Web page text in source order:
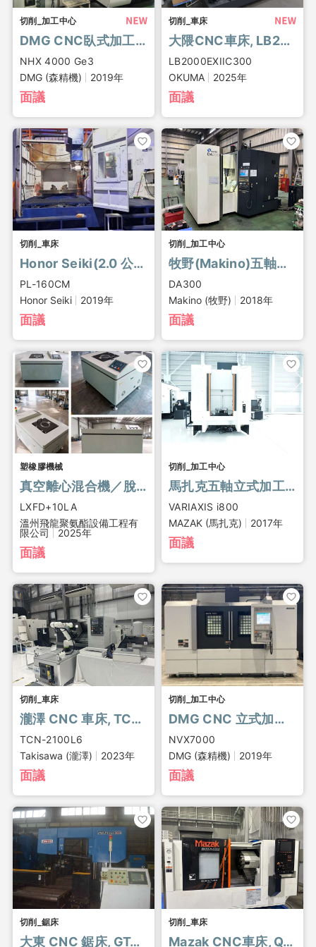
切削_加工中心
DMG CNC臥式加工中心, NHX 4000 Ge3
NHX 4000 Ge3
DMG (森精機)
2019年
面議
切削_車床
大隈CNC車床, LB2000EXIIC300
LB2000EXIIC300
OKUMA
2025年
面議
切削_車床
Honor Seiki(2.0 公尺)數控直立式轉塔車床
PL-160CM
Honor Seiki
2019年
面議
切削_加工中心
牧野(Makino)五軸CNC立式加工中心, DA300
DA300
Makino (牧野)
2018年
面議
塑橡膠機械
真空離心混合機／脫泡攪拌機
LXFD+10LA
溫州飛龍聚氨酯設備工程有
限公司
2025年
面議
切削_加工中心
馬扎克五軸立式加工中心, VARIAXIS i800
VARIAXIS i800
MAZAK (馬扎克)
2017年
面議
切削_車床
瀧澤 CNC 車床, TCN-2100L6
TCN-2100L6
Takisawa (瀧澤)
2023年
面議
切削_加工中心
DMG CNC 立式加工中心, NVX7000
NVX7000
DMG (森精機)
2019年
面議
切削_鋸床
大東 CNC 鋸床, GTAⅡ8010CNC
切削_車床
Mazak CNC車床, QT-200